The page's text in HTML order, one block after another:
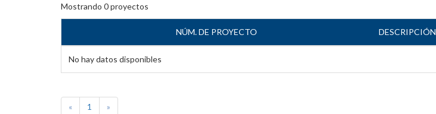
Mostrando 0proyectos
NÚM. DE PROYECTO DESCRIPCIÓN
No hay datos disponibles
« 1 »